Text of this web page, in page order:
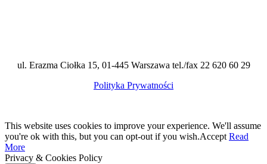
ul. Erazma Ciołka 15, 01-445 Warszawa tel./fax 22 620 60 29
Polityka Prywatności
This website uses cookies to improve your experience. We'll assume
you're ok with this, but you can opt-out if you wish.Accept Read
More
Privacy & Cookies Policy